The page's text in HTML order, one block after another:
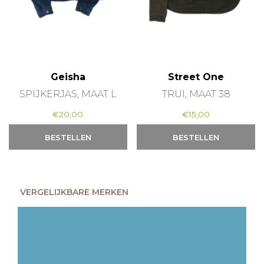
Geisha
SPIJKERJAS, MAAT L
€20,00
BESTELLEN
Street One
TRUI, MAAT 38
€15,00
BESTELLEN
VERGELIJKBARE MERKEN